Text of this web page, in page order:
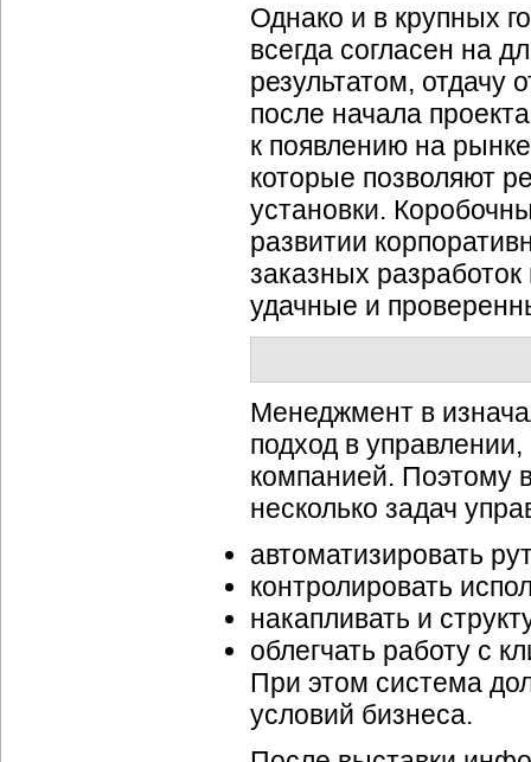
Однако и в крупных
всегда согласен на
результатом, отдачу
после начала
к появлению на
которые позволяют
установки.
развитии
заказных
удачные и
Менеджмент в
подход в
компанией. Поэтому
несколько задач
автоматизировать
контролировать
накапливать и
облегчать работу с
При этом система
условий бизнеса.